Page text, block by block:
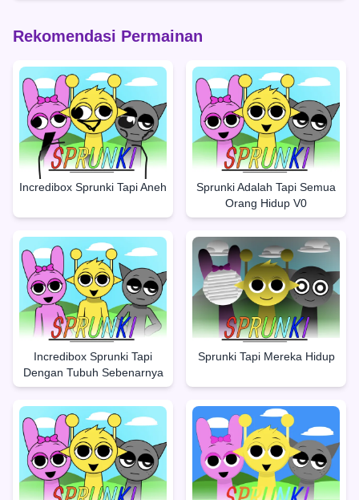
Rekomendasi Permainan
Incredibox Sprunki Tapi Aneh
Sprunki Adalah Tapi Semua
Orang Hidup V0
Incredibox Sprunki Tapi
Dengan Tubuh Sebenarnya
Sprunki Tapi Mereka Hidup